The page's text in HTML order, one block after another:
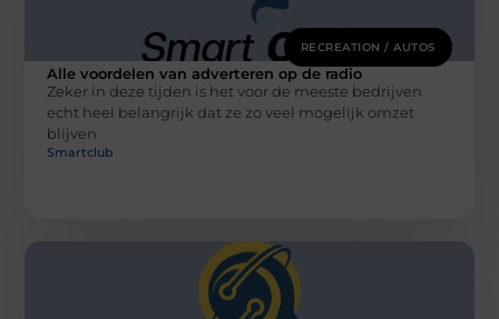
RECREATION / AUTOS
Alle voordelen van adverteren op de radio
Zeker in deze tijden is het voor de meeste bedrijven
echt heel belangrijk dat ze zo veel mogelijk omzet
blijven
Smartclub